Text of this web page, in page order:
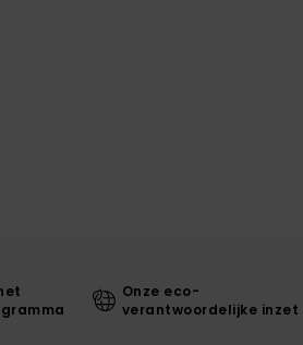
Onze eco-
verantwoordelijke inzet